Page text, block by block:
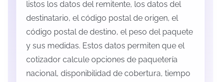
listos los datos del remitente, los datos del
destinatario, el código postal de origen, el
código postal de destino, el peso del paquete
y sus medidas. Estos datos permiten que el
cotizador calcule opciones de paquetería
nacional, disponibilidad de cobertura, tiempo